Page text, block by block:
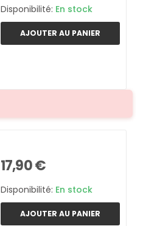
Disponibilité: En stock
AJOUTER AU PANIER
17,90 €
Disponibilité: En stock
AJOUTER AU PANIER